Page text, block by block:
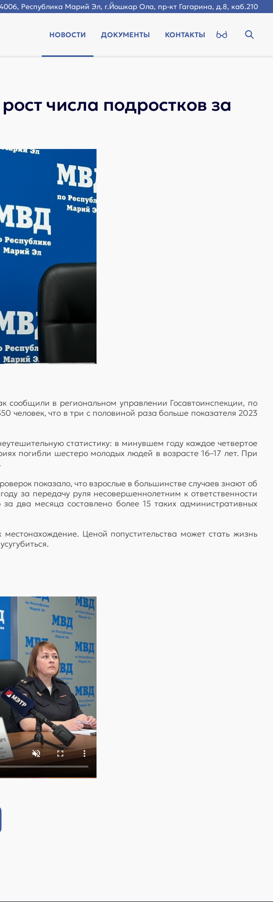
Республика Марий Эл, г.Йошкар Ола, пр-кт Гагарина, д.8, каб.210
НОВОСТИ ДОКУМЕНТЫ КОНТАКТЫ
числа подростков за
сообщили в региональном управлении Госавтоинспекции, по
человек, что в три с половиной раза больше показателя 2023
статистику: в минувшем году каждое четвертое
погибли шестеро молодых людей в возрасте 16–17 лет. При
показало, что взрослые в большинстве случаев знают об
за передачу руля несовершеннолетним к ответственности
два месяца составлено более 15 таких административных
Ценой попустительства может стать жизнь